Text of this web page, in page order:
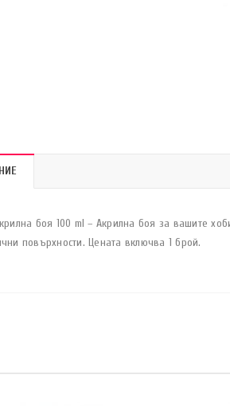
боя 100 ml – Акрилна боя за вашите
повърхности. Цената включва 1 брой.